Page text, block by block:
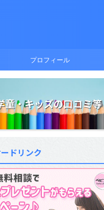
プロフィール
童・キッズの口コミ等
ドリンク